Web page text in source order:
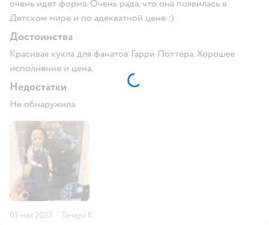
очень идет форма. Очень рада, что она появилась в
Детском мире и по адекватной цене :)
Достоинства
Красивая кукла для фанатов Гарри Поттера. Хорошее
исполнение и цена.
Недостатки
Не обнаружила.
05 мая 2023 · Тамара К.